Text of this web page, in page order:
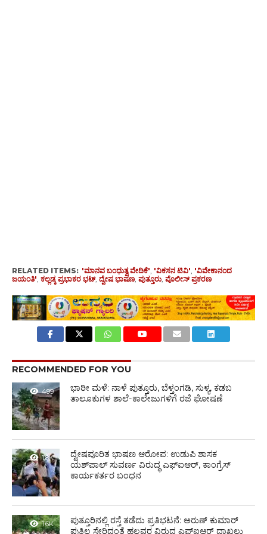
RELATED ITEMS: 'ಮಾನವ ಬಂಧುತ್ವ ವೇದಿಕೆ', 'ವಿಕಸನ ಟಿವಿ', 'ವಿವೇಕಾನಂದ
ಜಯಂತಿ', ಕಲ್ಲಡ್ಕ ಪ್ರಭಾಕರ ಭಟ್, ದ್ವೇಷ ಭಾಷಣ, ಪುತ್ತೂರು, ಪೊಲೀಸ್ ಪ್ರಕರಣ
RECOMMENDED FOR YOU
499
ಭಾರೀ ಮಳೆ: ನಾಳೆ ಪುತ್ತೂರು, ಬೆಳ್ತಂಗಡಿ, ಸುಳ್ಯ, ಕಡಬ
ತಾಲೂಕುಗಳ ಶಾಲೆ-ಕಾಲೇಜುಗಳಿಗೆ ರಜೆ ಘೋಷಣೆ
1.8K
ದ್ವೇಷಪೂರಿತ ಭಾಷಣ ಆರೋಪ: ಉಡುಪಿ ಶಾಸಕ
ಯಶ್‌ಪಾಲ್ ಸುವರ್ಣ ವಿರುದ್ಧ ಎಫ್‌ಐಆರ್, ಕಾಂಗ್ರೆಸ್
ಕಾರ್ಯಕರ್ತರ ಬಂಧನ
1.6K
ಪುತ್ತೂರಿನಲ್ಲಿ ರಸ್ತೆ ತಡೆದು ಪ್ರತಿಭಟನೆ: ಅರುಣ್ ಕುಮಾರ್
ಪುತ್ತಿಲ ಸೇರಿದಂತೆ ಹಲವರ ವಿರುದ್ಧ ಎಫ್‌ಐಆರ್ ದಾಖಲು